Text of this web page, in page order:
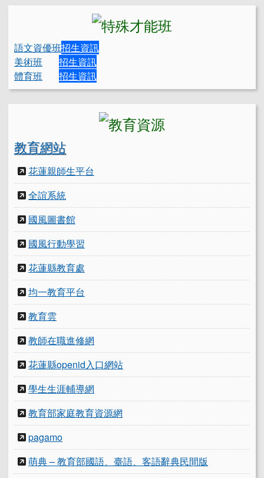
語文資優班招生資訊
美術班
招生資訊
體育班
招生資訊
教育網站
花蓮親師生平台
全誼系統
國風圖書館
國風行動學習
花蓮縣教育處
均一教育平台
教育雲
教師在職進修網
花蓮縣openid入口網站
學生生涯輔導網
教育部家庭教育資源網
pagamo
萌典 – 教育部國語、臺語、客語辭典民間版